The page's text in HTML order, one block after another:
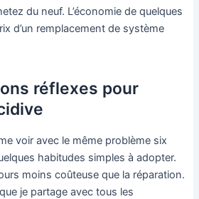
du neuf. L’économie de quelques
d’un remplacement de système
réflexes pour
voir avec le même problème six
habitudes simples à adopter.
moins coûteuse que la réparation.
je partage avec tous les